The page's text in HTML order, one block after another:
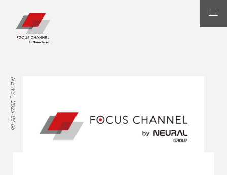
ュ
NEWS _
2025-08-06